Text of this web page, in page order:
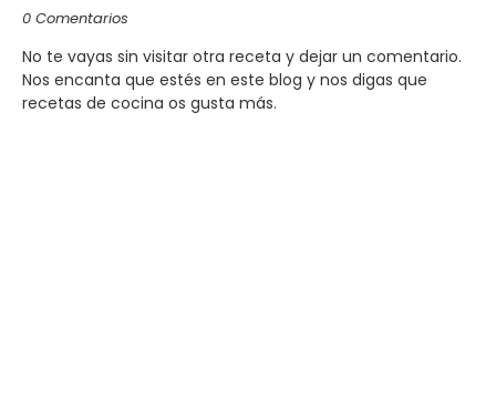
0 Comentarios
No te vayas sin visitar otra receta y dejar un comentario.
Nos encanta que estés en este blog y nos digas que
recetas de cocina os gusta más.